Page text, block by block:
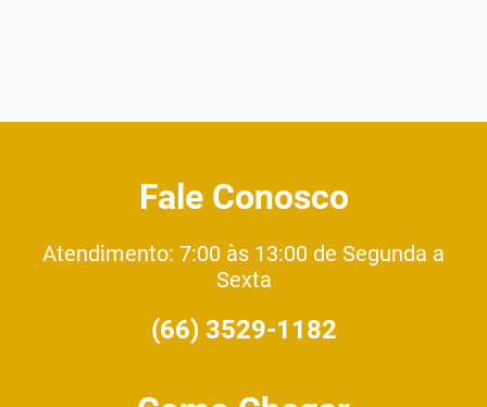
Fale Conosco
Atendimento: 7:00 às 13:00 de Segunda a
Sexta
(66) 3529-1182